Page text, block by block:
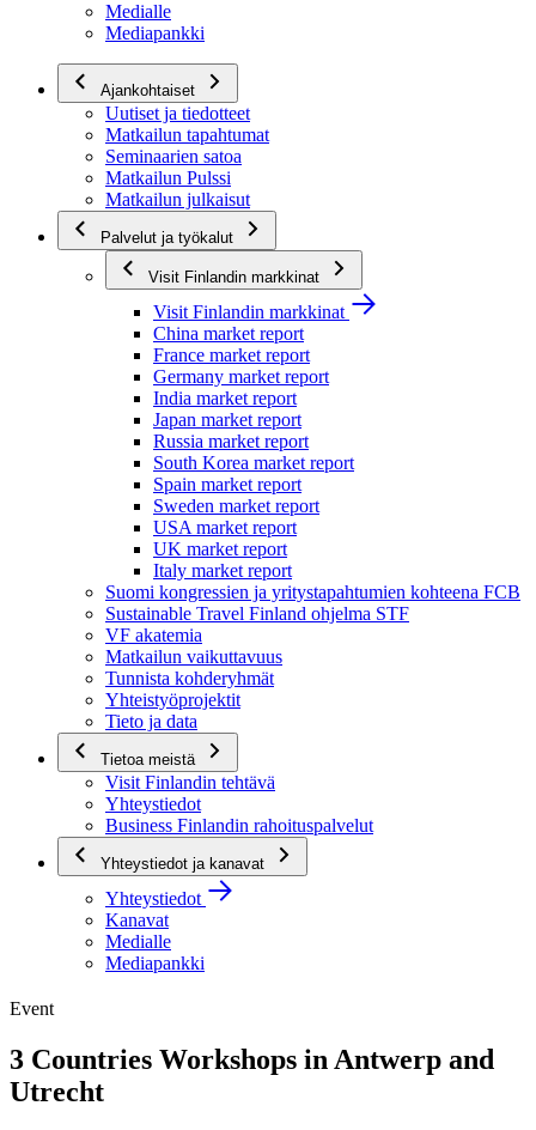
Medialle
Mediapankki
Ajankohtaiset
Uutiset ja tiedotteet
Matkailun tapahtumat
Seminaarien satoa
Matkailun Pulssi
Matkailun julkaisut
Palvelut ja työkalut
Visit Finlandin markkinat
Visit Finlandin markkinat
China market report
France market report
Germany market report
India market report
Japan market report
Russia market report
South Korea market report
Spain market report
Sweden market report
USA market report
UK market report
Italy market report
Suomi kongressien ja yritystapahtumien kohteena FCB
Sustainable Travel Finland ohjelma STF
VF akatemia
Matkailun vaikuttavuus
Tunnista kohderyhmät
Yhteistyöprojektit
Tieto ja data
Tietoa meistä
Visit Finlandin tehtävä
Yhteystiedot
Business Finlandin rahoituspalvelut
Yhteystiedot ja kanavat
Yhteystiedot
Kanavat
Medialle
Mediapankki
Event
3 Countries Workshops in Antwerp and
Utrecht